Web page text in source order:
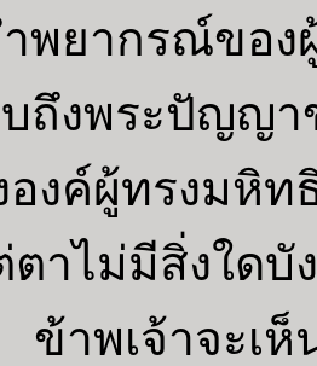
พยากรณ์ของ
บถึงพระปัญ
องค์ผู้ทรงมหิ
ตาไม่มีสิ่งใดบัง
าพเจ้าจะเ